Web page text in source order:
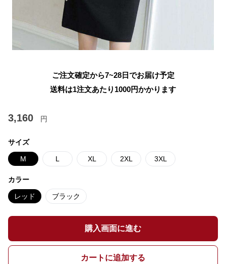
ご注文確定から7~28日でお届け予定
送料は1注文あたり 1000円かかります
3,160 円
サイズ
M L XL 2XL 3XL
カラー
レッド ブラック
購入画面に進む
カートに追加する